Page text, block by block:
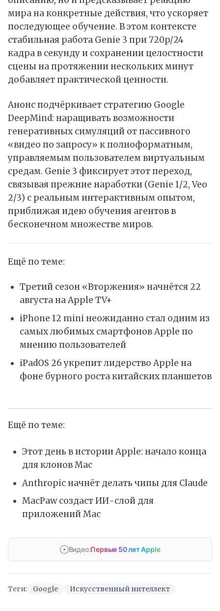
мира на конкретные действия, что ускоряет
последующее обучение. В этом контексте
стабильная работа Genie 3 при 720p/24
кадра в секунду и сохранении целостности
сцены на протяжении нескольких минут
добавляет практической ценности.
Анонс подчёркивает стратегию Google
DeepMind: наращивать возможности
генеративных симуляций от пассивного
«видео по запросу» к полноформатным,
управляемым пользователем виртуальным
средам. Genie 3 фиксирует этот переход,
связывая прежние наработки (Genie 1/2, Veo
2/3) с реальным интерактивным опытом,
приближая идею обучения агентов в
бесконечном множестве миров.
Ещё по теме:
Третий сезон «Вторжения» начнётся 22
августа на Apple TV+
iPhone 12 mini неожиданно стал одним из
самых любимых смартфонов Apple по
мнению пользователей
iPadOS 26 укрепит лидерство Apple на
фоне бурного роста китайских планшетов
Ещё по теме:
Этот день в истории Apple: начало конца
для клонов Mac
Anthropic начнёт делать чипы для Claude
MacPaw создаст ИИ-слой для
приложений Mac
Видео:Первые 50 лет Apple
Теги: Google Искусственный интеллект